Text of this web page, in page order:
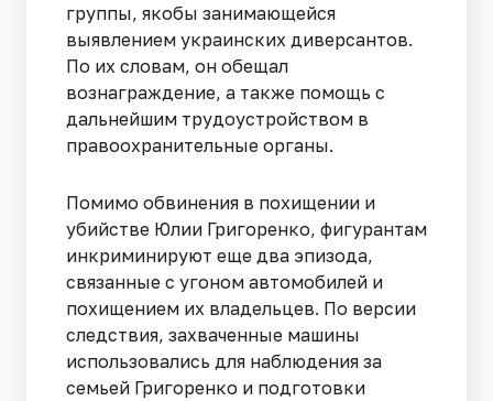
группы, якобы занимающейся
выявлением украинских диверсантов.
По их словам, он обещал
вознаграждение, а также помощь с
дальнейшим трудоустройством в
правоохранительные органы.
Помимо обвинения в похищении и
убийстве Юлии Григоренко, фигурантам
инкриминируют еще два эпизода,
связанные с угоном автомобилей и
похищением их владельцев. По версии
следствия, захваченные машины
использовались для наблюдения за
семьей Григоренко и подготовки